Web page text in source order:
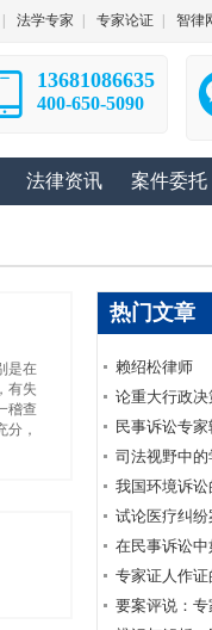
法学专家 专家论证 智律
13681086635
400-650-5090
法律资讯 案件委托
是在
有失
稽查
，
热门文章
赖绍松律师
论重大行政
民事诉讼专
司法视野中
讼价值衡量及
我国环境诉
试论医疗纠
在民事诉讼中
专家证人作
要案评说：